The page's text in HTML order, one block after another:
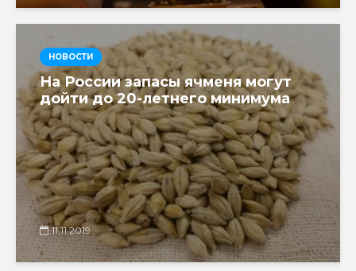
НОВОСТИ
На России запасы ячменя могут
дойти до 20-летнего минимума
11.11.2019